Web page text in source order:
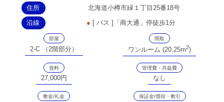
住所
北海道小樽市緑１丁目25番18号
沿線
● [ バス ]「商大通」停徒歩1分
部屋 間取
2-C （2階部分） ワンルーム (20.25m2)
賃料 管理費・共益費
27,000円 なし
敷金/礼金 保証金/償却・敷引